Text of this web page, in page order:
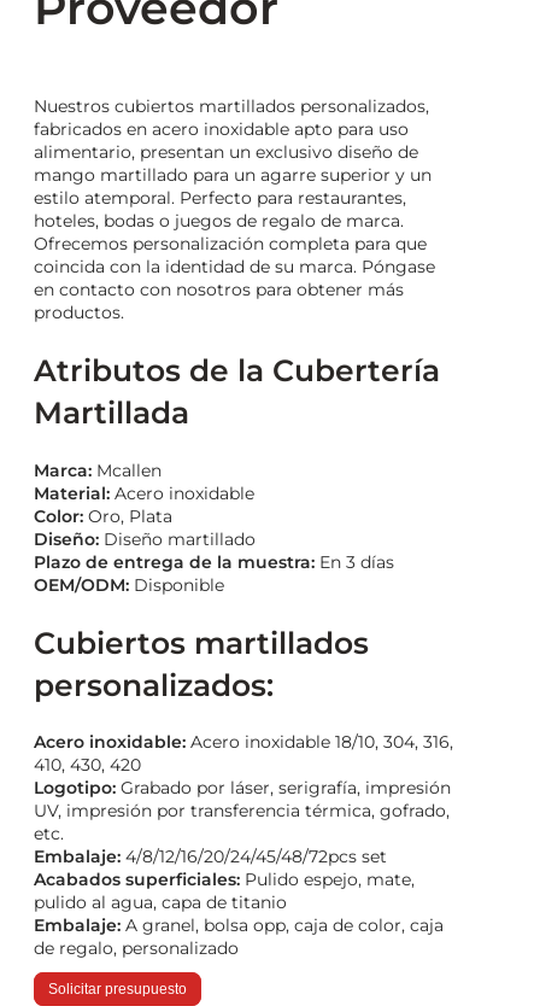
Nuestros cubiertos martillados personalizados,
fabricados en acero inoxidable apto para uso
alimentario, presentan un exclusivo diseño de
mango martillado para un agarre superior y un
estilo atemporal. Perfecto para restaurantes,
hoteles, bodas o juegos de regalo de marca.
Ofrecemos personalización completa para que
coincida con la identidad de su marca. Póngase
en contacto con nosotros para obtener más
productos.
Atributos de la Cubertería
Martillada
Marca: Mcallen
Material: Acero inoxidable
Color: Oro, Plata
Diseño: Diseño martillado
Plazo de entrega de la muestra: En 3 días
OEM/ODM: Disponible
Cubiertos martillados
personalizados:
Acero inoxidable: Acero inoxidable 18/10, 304, 316,
410, 430, 420
Logotipo: Grabado por láser, serigrafía, impresión
UV, impresión por transferencia térmica, gofrado,
etc.
Embalaje: 4/8/12/16/20/24/45/48/72pcs set
Acabados superficiales: Pulido espejo, mate,
pulido al agua, capa de titanio
Embalaje: A granel, bolsa opp, caja de color, caja
de regalo, personalizado
Solicitar presupuesto